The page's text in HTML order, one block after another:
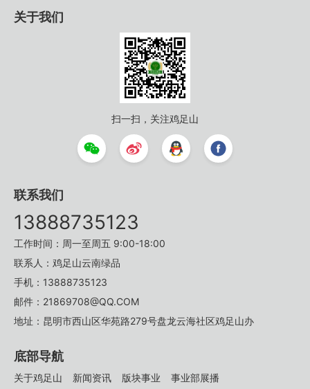
关于我们
扫一扫，关注鸡足山
联系我们
13888735123
工作时间：周一至周五 9:00-18:00
联系人：鸡足山云南绿品
手机：13888735123
邮件：21869708@QQ.COM
地址：昆明市西山区华苑路279号盘龙云海社区鸡足山办
底部导航
关于鸡足山 新闻资讯 版块事业
事业部展播